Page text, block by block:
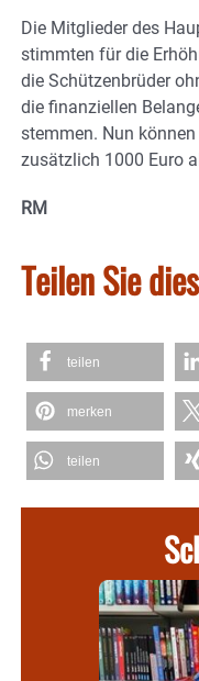
Die Mitglieder des
stimmten für die
die Schützenbrüder
die finanziellen
stemmen. Nun
zusätzlich 1000 Euro
RM
Teilen Sie
teilen
merken
teilen